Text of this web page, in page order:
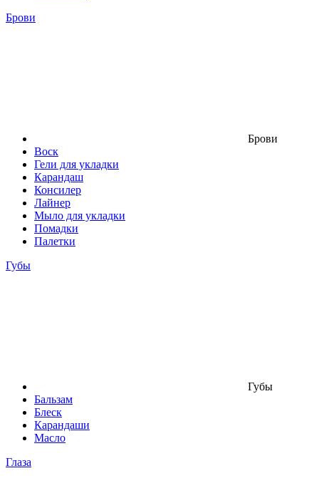
Брови
Брови
Воск
Гели для укладки
Карандаш
Консилер
Лайнер
Мыло для укладки
Помадки
Палетки
Губы
Губы
Бальзам
Блеск
Карандаши
Масло
Глаза